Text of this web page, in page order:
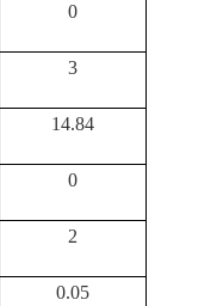
0
3
14.84
0
2
0.05